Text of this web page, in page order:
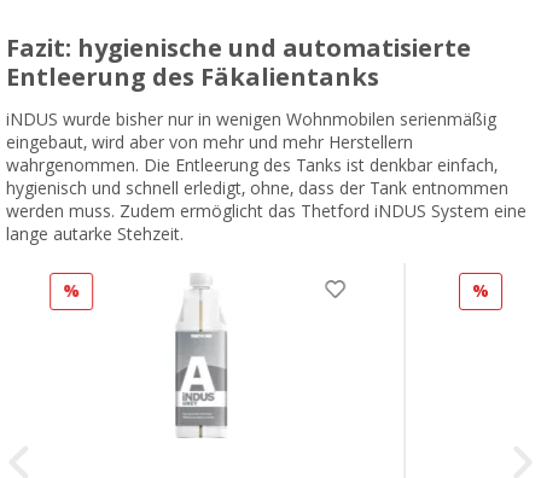
Fazit: hygienische und automatisierte
Entleerung des Fäkalientanks
iNDUS wurde bisher nur in wenigen Wohnmobilen serienmäßig
eingebaut, wird aber von mehr und mehr Herstellern
wahrgenommen. Die Entleerung des Tanks ist denkbar einfach,
hygienisch und schnell erledigt, ohne, dass der Tank entnommen
werden muss. Zudem ermöglicht das Thetford iNDUS System eine
lange autarke Stehzeit.
% %